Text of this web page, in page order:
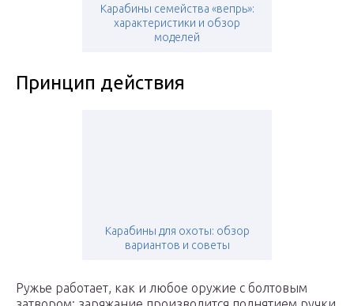
Карабины семейства «вепрь»:
характеристики и обзор
моделей
Принцип действия
Карабины для охоты: обзор
вариантов и советы
Ружье работает, как и любое оружие с болтовым